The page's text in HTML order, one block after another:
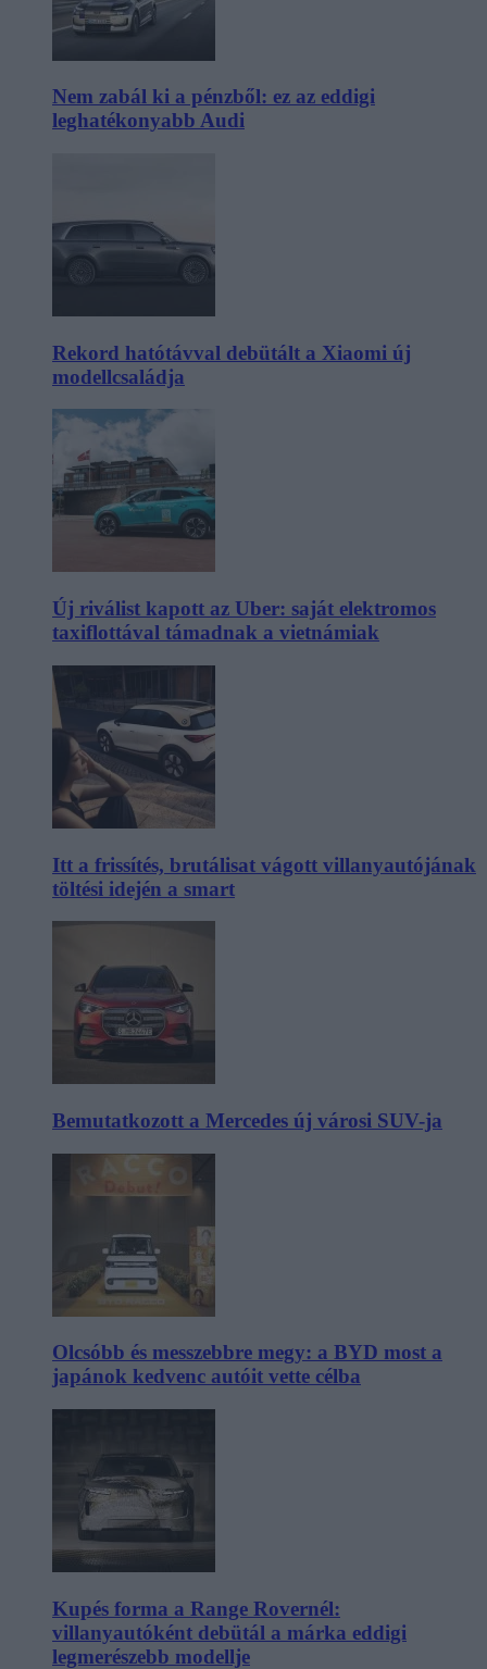
Nem zabál ki a pénzből: ez az eddigi
leghatékonyabb Audi
Rekord hatótávval debütált a Xiaomi új
modellcsaládja
Új riválist kapott az Uber: saját elektromos
taxiflottával támadnak a vietnámiak
Itt a frissítés, brutálisat vágott villanyautójának
töltési idején a smart
Bemutatkozott a Mercedes új városi SUV-ja
Olcsóbb és messzebbre megy: a BYD most a
japánok kedvenc autóit vette célba
Kupés forma a Range Rovernél:
villanyautóként debütál a márka eddigi
legmerészebb modellje